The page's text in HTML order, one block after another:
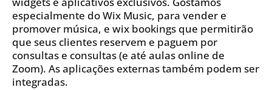
especialmente do Wix Music, para vender e
promover música, e wix bookings que permitirão
que seus clientes reservem e paguem por
consultas e consultas (e até aulas online de
Zoom). As aplicações externas também podem ser
integradas.